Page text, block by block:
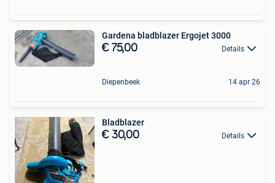
Gardena bladblazer Ergojet 3000
€ 75,00 Details
Diepenbeek 14 apr 26
Bladblazer
€ 30,00 Details